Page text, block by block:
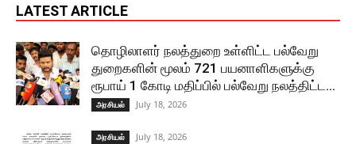
LATEST ARTICLE
தொழிலாளர் நலத்துறை உள்ளிட்ட பல்வேறு
துறைகளின் மூலம் 721 பயனாளிகளுக்கு
ரூபாய் 1 கோடி மதிப்பில் பல்வேறு நலத்திட்ட...
அரசியல் July 18, 2026
அரசியல் July 18, 2026